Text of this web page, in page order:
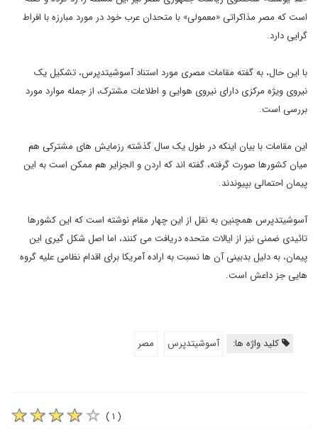
است که مصر مذاکراتی «معمولی» با متحدان عرب خود در مورد مبارزه با افراط
گرایی دارد.
با این حال، به گفته مقامات مصری مورد استناد آسوشیتدپرس، تشکیل یک
نیروی ویژه مرکزی دارای نیروی هوایی و اطلاعات مشترک، از جمله موارد مورد
بررسی است.
این مقامات با بیان اینکه در طول یک سال گذشته رزمایش های مشترکی هم
میان کشورها صورت گرفته، گفته اند که اردن و الجزایر هم ممکن است به این
پیمان احتمالی بپیوندند.
آسوشیتدپرس همچنین به نقل از این چهار مقام نوشته است که این کشورها
تائیدی ضمنی نیز از ایالات متحده دریافت می کنند، اما اصل شکل گیری این
پیمان، به دلیل بدبینی آن ها نسبت به اراده آمریکا برای اقدام نظامی علیه گروه
هایی جز داعش است.
کلید واژه ها: آسوشیتدپرس مصر
( ۱ )